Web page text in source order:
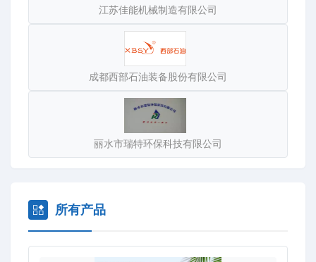
秀示范单位”“浙江省产品质量达标AAA单位”“中国环保行业
***具发展潜力企业”等多项荣誉。
“卓越的品质，杰出的性能，优良的服务，合理的价格”是公
司对广大客户的承诺。满足客户的需要，是我们永恒的追
江苏佳能机械制造有限公司
成都西部石油装备股份有限公司
丽水市瑞特环保科技有限公司
所有产品